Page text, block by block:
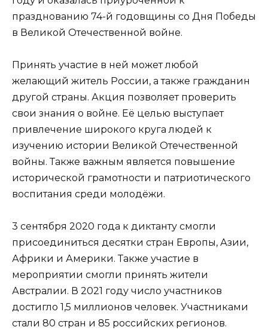
празднованию 74-й годовщины со Дня Победы
в Великой Отечественной войне.
Принять участие в ней может любой
желающий житель России, а также гражданин
другой страны. Акция позволяет проверить
свои знания о войне. Её целью выступает
привлечение широкого круга людей к
изучению истории Великой Отечественной
войны. Также важным является повышение
исторической грамотности и патриотического
воспитания среди молодёжи.
3 сентября 2020 года к диктанту смогли
присоединиться десятки стран Европы, Азии,
Африки и Америки. Также участие в
мероприятии смогли принять жители
Австралии. В 2021 году число участников
достигло 1,5 миллионов человек. Участниками
стали 80 стран и 85 российских регионов.